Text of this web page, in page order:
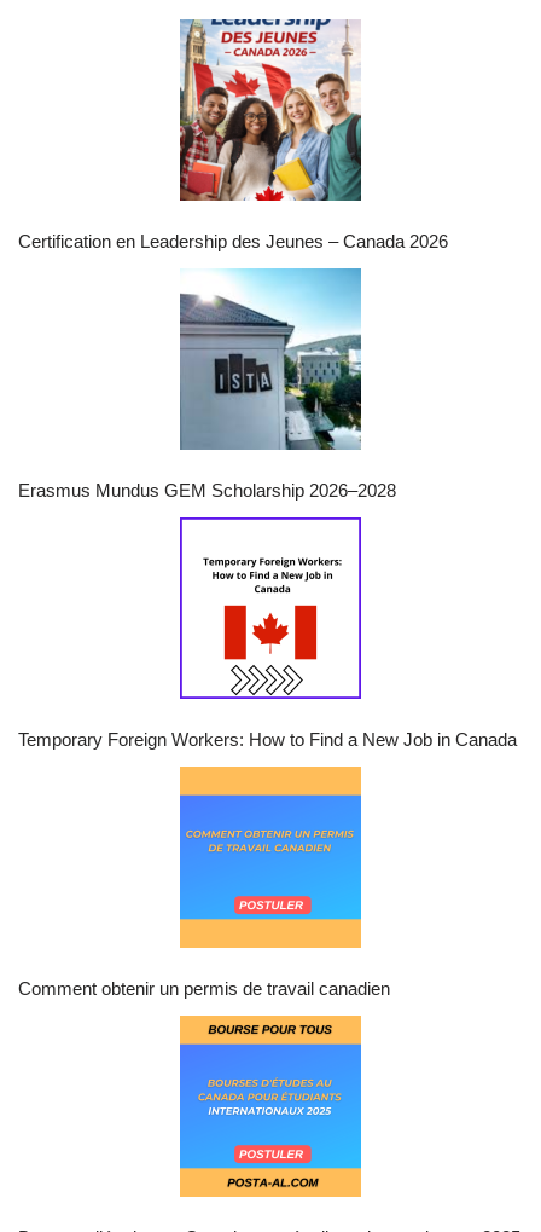
Certification en Leadership des Jeunes – Canada 2026
Erasmus Mundus GEM Scholarship 2026–2028
Temporary Foreign Workers: How to Find a New Job in Canada
Comment obtenir un permis de travail canadien